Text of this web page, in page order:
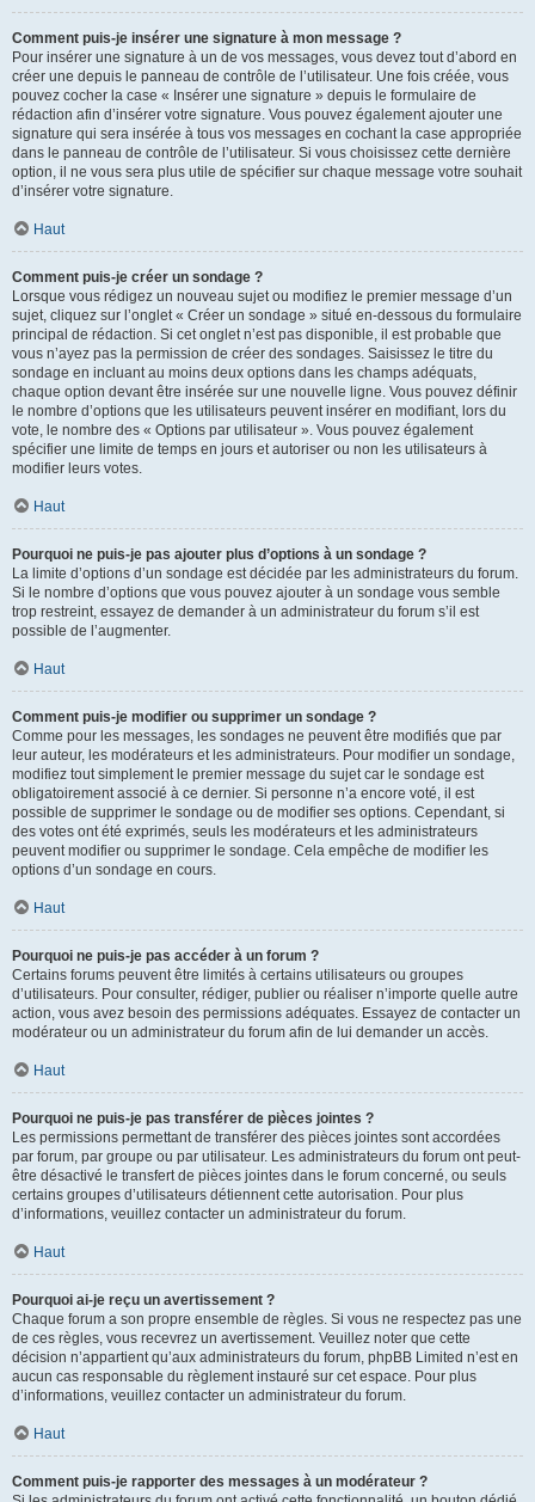
Comment puis-je insérer une signature à mon message ?
Pour insérer une signature à un de vos messages, vous devez tout d’abord en
créer une depuis le panneau de contrôle de l’utilisateur. Une fois créée, vous
pouvez cocher la case « Insérer une signature » depuis le formulaire de
rédaction afin d’insérer votre signature. Vous pouvez également ajouter une
signature qui sera insérée à tous vos messages en cochant la case appropriée
dans le panneau de contrôle de l’utilisateur. Si vous choisissez cette dernière
option, il ne vous sera plus utile de spécifier sur chaque message votre souhait
d’insérer votre signature.
Haut
Comment puis-je créer un sondage ?
Lorsque vous rédigez un nouveau sujet ou modifiez le premier message d’un
sujet, cliquez sur l’onglet « Créer un sondage » situé en-dessous du formulaire
principal de rédaction. Si cet onglet n’est pas disponible, il est probable que
vous n’ayez pas la permission de créer des sondages. Saisissez le titre du
sondage en incluant au moins deux options dans les champs adéquats,
chaque option devant être insérée sur une nouvelle ligne. Vous pouvez définir
le nombre d’options que les utilisateurs peuvent insérer en modifiant, lors du
vote, le nombre des « Options par utilisateur ». Vous pouvez également
spécifier une limite de temps en jours et autoriser ou non les utilisateurs à
modifier leurs votes.
Haut
Pourquoi ne puis-je pas ajouter plus d’options à un sondage ?
La limite d’options d’un sondage est décidée par les administrateurs du forum.
Si le nombre d’options que vous pouvez ajouter à un sondage vous semble
trop restreint, essayez de demander à un administrateur du forum s’il est
possible de l’augmenter.
Haut
Comment puis-je modifier ou supprimer un sondage ?
Comme pour les messages, les sondages ne peuvent être modifiés que par
leur auteur, les modérateurs et les administrateurs. Pour modifier un sondage,
modifiez tout simplement le premier message du sujet car le sondage est
obligatoirement associé à ce dernier. Si personne n’a encore voté, il est
possible de supprimer le sondage ou de modifier ses options. Cependant, si
des votes ont été exprimés, seuls les modérateurs et les administrateurs
peuvent modifier ou supprimer le sondage. Cela empêche de modifier les
options d’un sondage en cours.
Haut
Pourquoi ne puis-je pas accéder à un forum ?
Certains forums peuvent être limités à certains utilisateurs ou groupes
d’utilisateurs. Pour consulter, rédiger, publier ou réaliser n’importe quelle autre
action, vous avez besoin des permissions adéquates. Essayez de contacter un
modérateur ou un administrateur du forum afin de lui demander un accès.
Haut
Pourquoi ne puis-je pas transférer de pièces jointes ?
Les permissions permettant de transférer des pièces jointes sont accordées
par forum, par groupe ou par utilisateur. Les administrateurs du forum ont peut-
être désactivé le transfert de pièces jointes dans le forum concerné, ou seuls
certains groupes d’utilisateurs détiennent cette autorisation. Pour plus
d’informations, veuillez contacter un administrateur du forum.
Haut
Pourquoi ai-je reçu un avertissement ?
Chaque forum a son propre ensemble de règles. Si vous ne respectez pas une
de ces règles, vous recevrez un avertissement. Veuillez noter que cette
décision n’appartient qu’aux administrateurs du forum, phpBB Limited n’est en
aucun cas responsable du règlement instauré sur cet espace. Pour plus
d’informations, veuillez contacter un administrateur du forum.
Haut
Comment puis-je rapporter des messages à un modérateur ?